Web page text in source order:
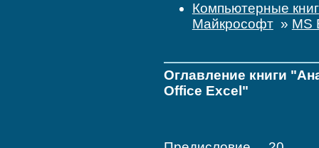
Компьютерные
Майкрософт» MS
Оглавление книги
Office Excel"